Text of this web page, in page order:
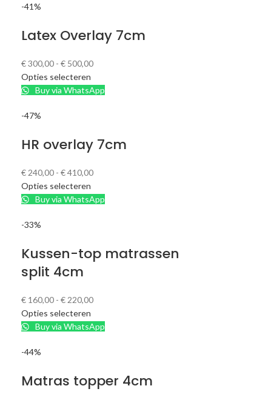
-41%
Latex Overlay 7cm
€300,00 - € 500,00
Opties selecteren
Buy via WhatsApp
-47%
HR overlay 7cm
€ 240,00 - €410,00
Opties selecteren
Buy via WhatsApp
-33%
Kussen-top matrassen
split 4cm
€ 160,00 - € 220,00
Opties selecteren
Buy via WhatsApp
-44%
Matras topper 4cm